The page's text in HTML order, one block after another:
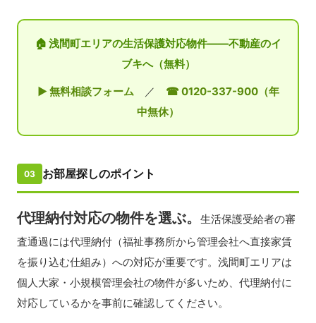
🏠 浅間町エリアの生活保護対応物件——不動産のイ
ブキへ（無料）
▶ 無料相談フォーム ／ ☎ 0120-337-900（年
中無休）
03 お部屋探しのポイント
代理納付対応の物件を選ぶ。生活保護受給者の審
査通過には代理納付（福祉事務所から管理会社へ直接家賃
を振り込む仕組み）への対応が重要です。浅間町エリアは
個人大家・小規模管理会社の物件が多いため、代理納付に
対応しているかを事前に確認してください。